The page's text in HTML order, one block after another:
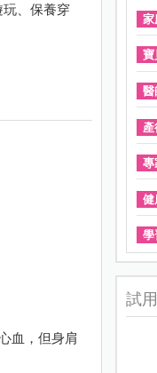
、保養穿
血，但身肩
家
寶
醫
專
健
學
試